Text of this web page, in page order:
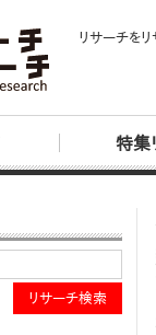
リサーチを
特集
リサーチ検索